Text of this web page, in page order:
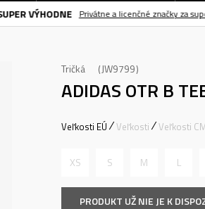
Privátne a licenčné značky za super cenu
Tričká JW9799
ADIDAS OTR B
Veľkosti EÚ Veľkosti Veľkosti
XS S M L
PRODUKT UŽ NIE JE K